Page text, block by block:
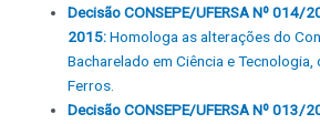
Decisão CONSEPE/UFERSA Nº 014/
2015:Homologa as alterações do
Bacharelado em Ciência e
Ferros.
Decisão CONSEPE/UFERSA Nº 013/